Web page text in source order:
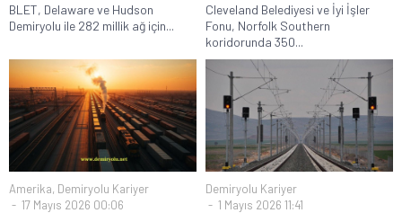
BLET, Delaware ve Hudson
Demiryolu ile 282 millik ağ için...
Cleveland Belediyesi ve İyi İşler
Fonu, Norfolk Southern
koridorunda 350...
Amerika, Demiryolu Kariyer
17 Mayıs 2026 00:06
Demiryolu Kariyer
1 Mayıs 2026 11:41